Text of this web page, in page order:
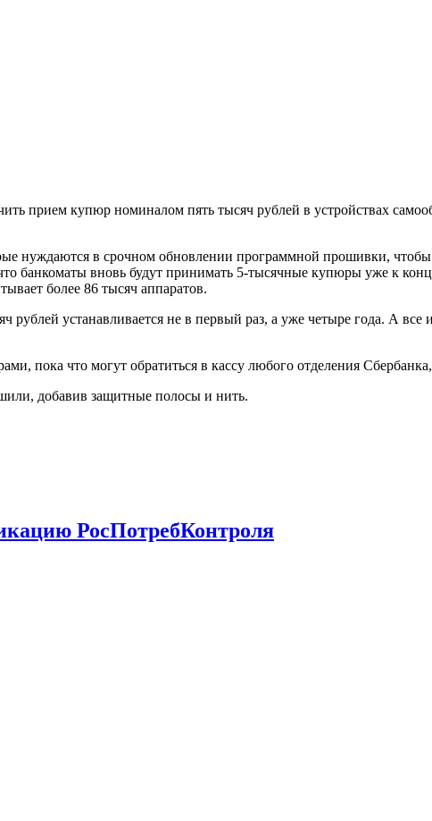
прием купюр номиналом пять тысяч рублей в устройствах
нуждаются в срочном обновлении программной прошивки,
вновь будут принимать 5-тысячные купюры уже к
более 86 тысяч аппаратов.
устанавливается не в первый раз, а уже четыре года. А
пока что могут обратиться в кассу любого отделения
добавив защитные полосы и нить.
РосПотребКонтроля